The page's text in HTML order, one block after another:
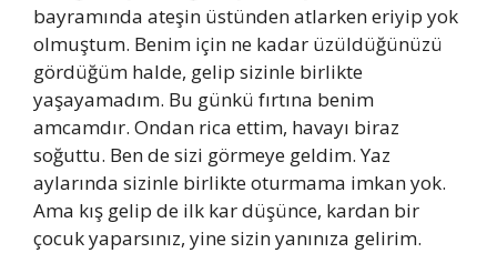
bayramında ateşin üstünden atlarken eriyip yok
olmuştum. Benim için ne kadar üzüldüğünüzü
gördüğüm halde, gelip sizinle birlikte
yaşayamadım. Bu günkü fırtına benim
amcamdır. Ondan rica ettim, havayı biraz
soğuttu. Ben de sizi görmeye geldim. Yaz
aylarında sizinle birlikte oturmama imkan yok.
Ama kış gelip de ilk kar düşünce, kardan bir
çocuk yaparsınız, yine sizin yanınıza gelirim.